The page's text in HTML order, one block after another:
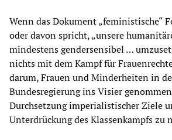
Wenn das Dokument „feministische“
oder davon spricht, „unsere
mindestens gendersensibel …
nichts mit dem Kampf für
darum, Frauen und Minderheiten in
Bundesregierung ins Visier
Durchsetzung imperialistischer Ziele
Unterdrückung des Klassenkampfs zu